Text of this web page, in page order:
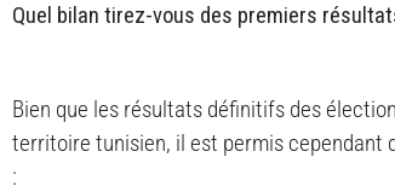
Quel bilan tirez-vous des premiers
Bien que les résultats définitifs des
territoire tunisien, il est permis cependant
: